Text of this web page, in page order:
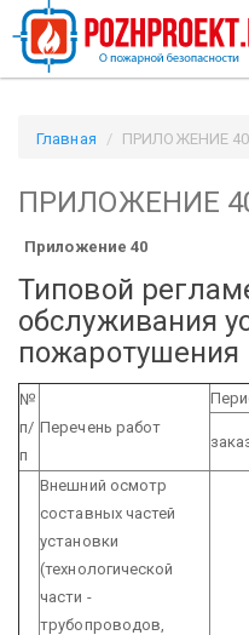
Главная ПРИЛОЖЕНИЕ 40
ПРИЛОЖЕНИЕ
Приложение 40
Типовой
обслуживания
пожаротушения
№
п/
п
Перечень работ
Внешний осмотр
составных частей
установки
(технологической
части -
трубопроводов,